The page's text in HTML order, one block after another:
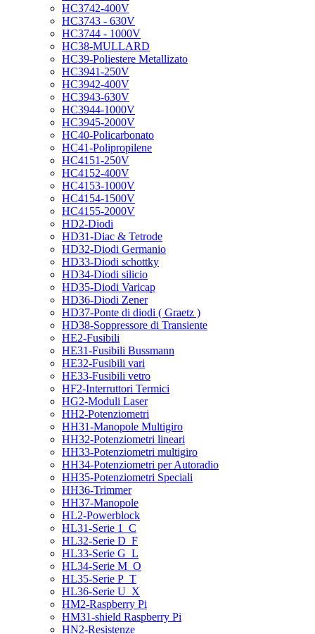
HC3742-400V
HC3743 - 630V
HC3744 - 1000V
HC38-MULLARD
HC39-Poliestere Metallizato
HC3941-250V
HC3942-400V
HC3943-630V
HC3944-1000V
HC3945-2000V
HC40-Policarbonato
HC41-Polipropilene
HC4151-250V
HC4152-400V
HC4153-1000V
HC4154-1500V
HC4155-2000V
HD2-Diodi
HD31-Diac & Tetrode
HD32-Diodi Germanio
HD33-Diodi schottky
HD34-Diodi silicio
HD35-Diodi Varicap
HD36-Diodi Zener
HD37-Ponte di diodi ( Graetz )
HD38-Soppressore di Transiente
HE2-Fusibili
HE31-Fusibili Bussmann
HE32-Fusibili vari
HE33-Fusibili vetro
HF2-Interruttori Termici
HG2-Moduli Laser
HH2-Potenziometri
HH31-Manopole Multigiro
HH32-Potenziometri lineari
HH33-Potenziometri multigiro
HH34-Potenziometri per Autoradio
HH35-Potenziometri Speciali
HH36-Trimmer
HH37-Manopole
HL2-Powerblock
HL31-Serie 1_C
HL32-Serie D_F
HL33-Serie G_L
HL34-Serie M_O
HL35-Serie P_T
HL36-Serie U_X
HM2-Raspberry Pi
HM31-shield Raspberry Pi
HN2-Resistenze